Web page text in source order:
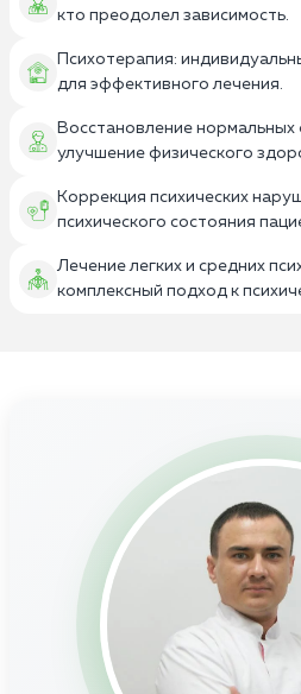
кто преодолел зависимость.
Психотерапия:
для эффективного лечения.
Восстановление нормальных
улучшение физического
Коррекция психических
психического состояния
Лечение легких и средних
комплексный подход к